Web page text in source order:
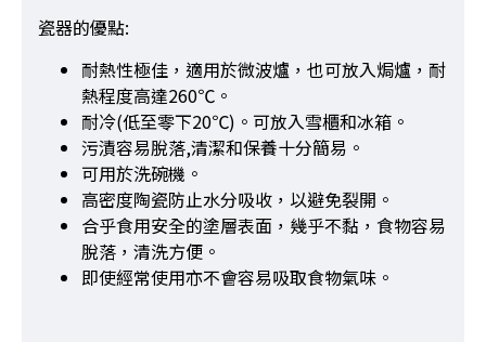
瓷器的優點:
耐熱性極佳，適用於微波爐，也可放入焗爐，耐
熱程度高達260℃。
耐冷(低至零下20℃)。可放入雪櫃和冰箱。
污漬容易脫落,清潔和保養十分簡易。
可用於洗碗機。
高密度陶瓷防止水分吸收，以避免裂開。
合乎食用安全的塗層表面，幾乎不黏，食物容易
脫落，清洗方便。
即使經常使用亦不會容易吸取食物氣味。